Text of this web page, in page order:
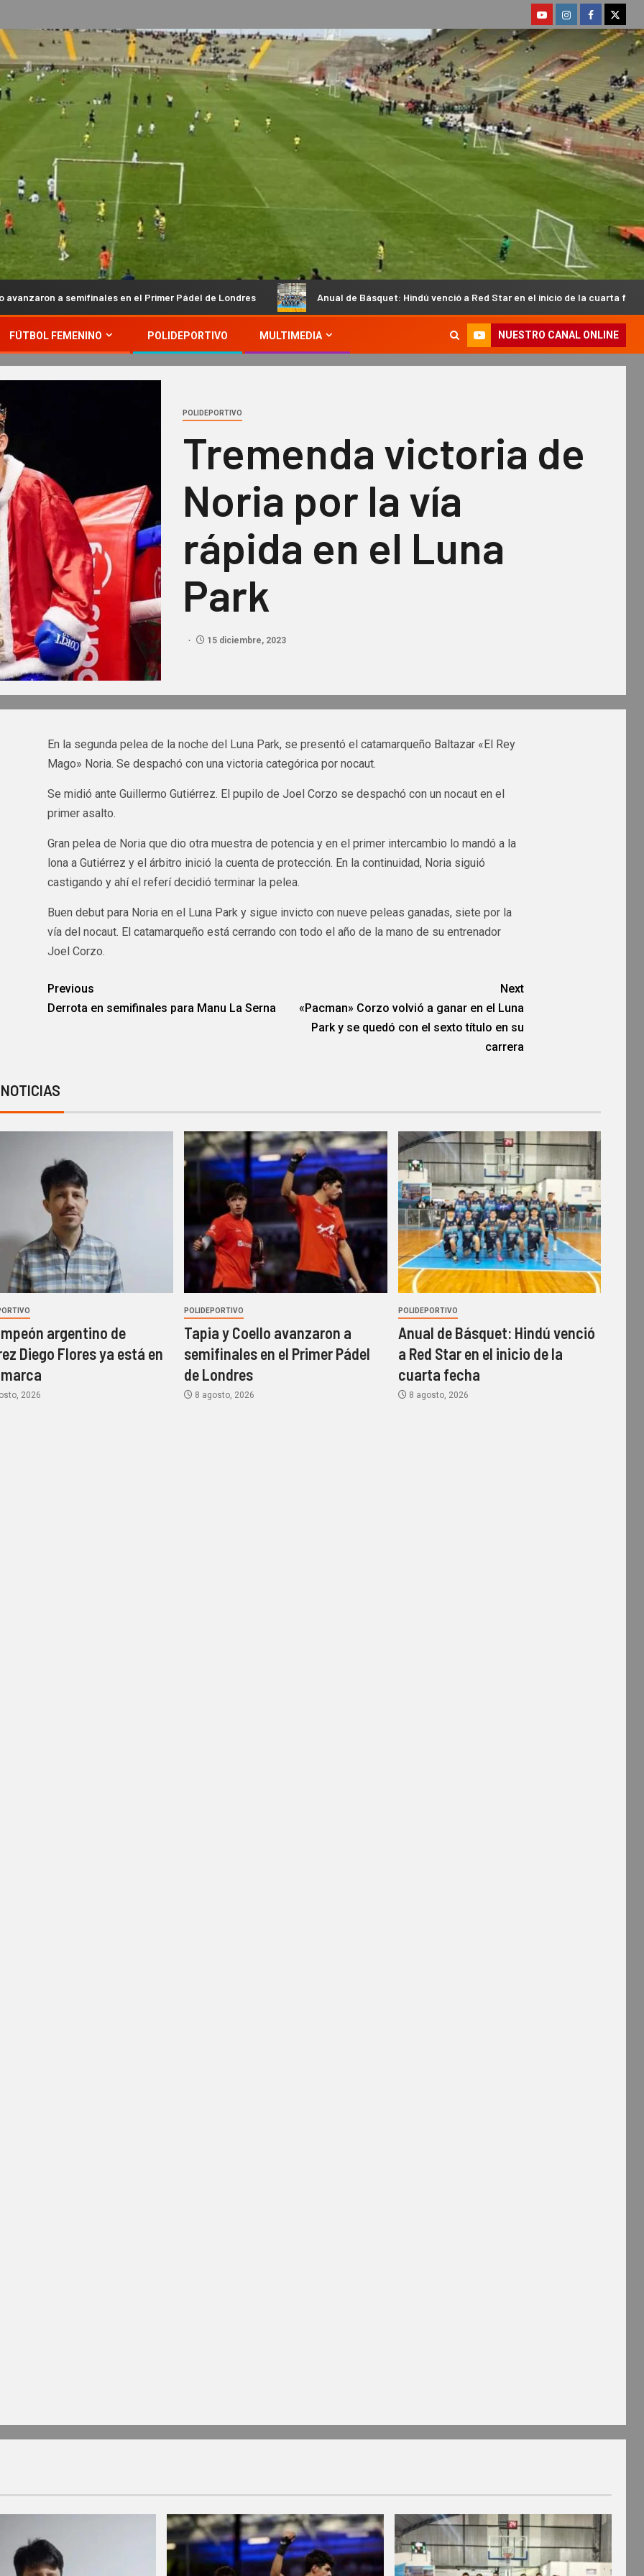
en el Primer Pádel de Londres Anual de Básquet: Hindú venció a Red Star en el inicio de la cuarta fecha Los
FÚTBOL FEMENINO POLIDEPORTIVO MULTIMEDIA NUESTRO CANAL ONLINE
POLIDEPORTIVO
Tremenda victoria de
Noria por la vía
rápida en el Luna
Park
15 diciembre, 2023
En la segunda pelea de la noche del Luna Park, se presentó el catamarqueño Baltazar «El Rey
Mago» Noria. Se despachó con una victoria categórica por nocaut.
Se midió ante Guillermo Gutiérrez. El pupilo de Joel Corzo se despachó con un nocaut en el
primer asalto.
Gran pelea de Noria que dio otra muestra de potencia y en el primer intercambio lo mandó a la
lona a Gutiérrez y el árbitro inició la cuenta de protección. En la continuidad, Noria siguió
castigando y ahí el referí decidió terminar la pelea.
Buen debut para Noria en el Luna Park y sigue invicto con nueve peleas ganadas, siete por la
vía del nocaut. El catamarqueño está cerrando con todo el año de la mano de su entrenador
Joel Corzo.
Previous
Derrota en semifinales para Manu La Serna
Next
«Pacman» Corzo volvió a ganar en el Luna
Park y se quedó con el sexto título en su
carrera
argentino de
Diego Flores ya está en
2026
POLIDEPORTIVO
Tapia y Coello avanzaron a
semifinales en el Primer Pádel
de Londres
8 agosto, 2026
POLIDEPORTIVO
Anual de Básquet: Hindú venció
a Red Star en el inicio de la
cuarta fecha
8 agosto, 2026